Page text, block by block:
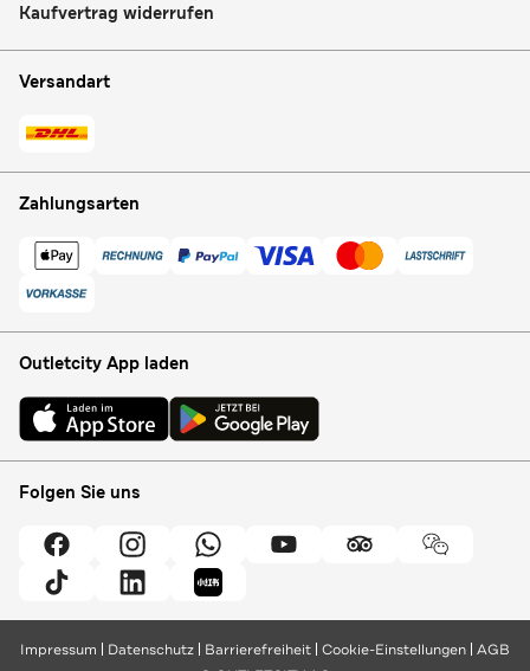
Kaufvertrag widerrufen
Versandart
Zahlungsarten
Outletcity App laden
Folgen Sie uns
Impressum Datenschutz Barrierefreiheit Cookie-Einstellungen AGB